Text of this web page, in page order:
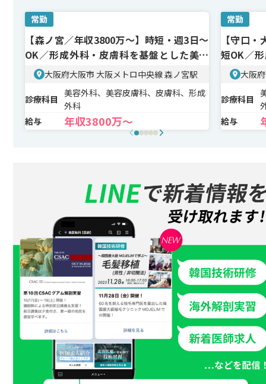
常勤
【森ノ宮／年収3800万〜】時短・週3日～
OK／形成外科・皮膚科を基盤とした美容
皮膚科大阪府大阪市 大阪メトロ中央線 森ノ宮駅
診療科目
美容外科、美容皮膚科、皮膚科、形成
外科
給与
年収3800万〜
常勤
【守口
短OK／
美容皮膚
大阪
診療科目
給与